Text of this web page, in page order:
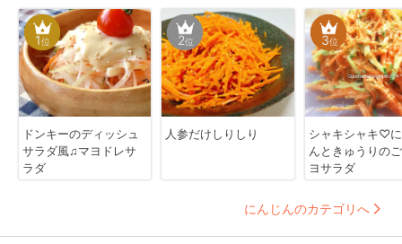
1位
ドンキーのディッシュ
サラダ風♫マヨドレサ
ラダ
2位
人参だけしりしり
3位
シャキシャキ♡
んときゅうりの
ヨサラダ
にんじんのカテゴリへ